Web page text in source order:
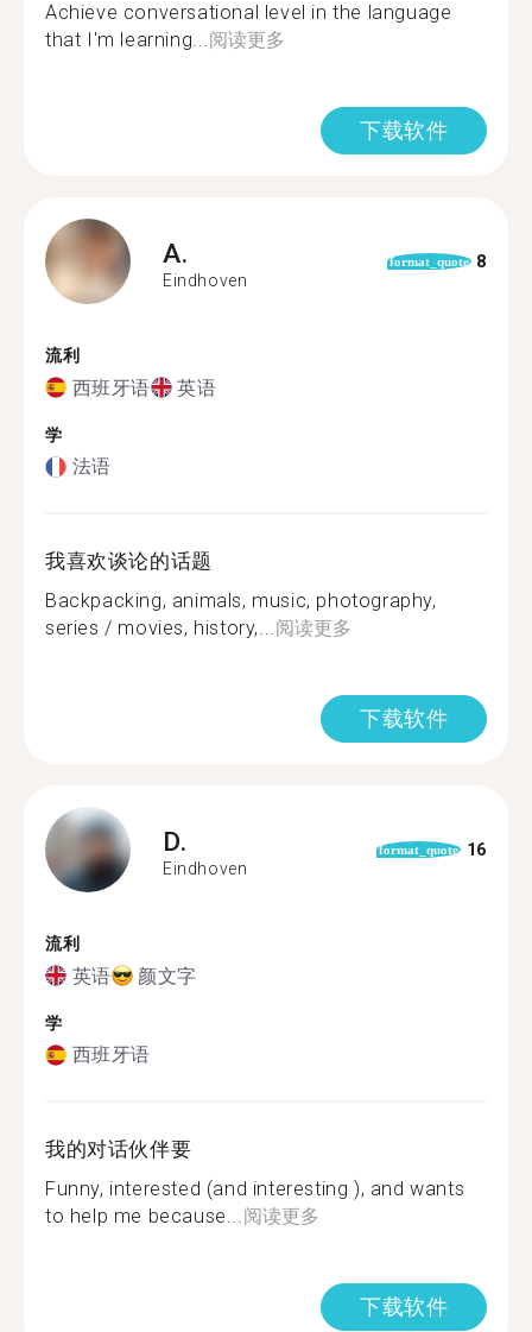
Achieve conversational level in the language
that I'm learning...阅读更多
下载软件
A.
Eindhoven
format_quote 8
流利
西班牙语 英语
学
法语
我喜欢谈论的话题
Backpacking, animals, music, photography,
series / movies, history,...阅读更多
下载软件
D.
Eindhoven
format_quote 16
流利
英语 颜文字
学
西班牙语
我的对话伙伴要
Funny, interested (and interesting ), and wants
to help me because...阅读更多
下载软件